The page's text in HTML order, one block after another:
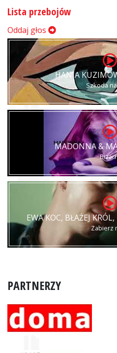
Lista przebojów
Oddaj głos
HANIA
Szkoda
MADONNA &
EWA KOC, BŁAŻEJ
Zabierz
PARTNERZY